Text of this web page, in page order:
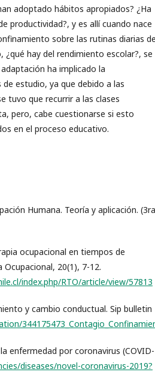
adoptado hábitos apropiados? ¿Ha
productividad?, y es allí cuando nace
sobre las rutinas diarias de
¿qué hay del rendimiento escolar?, se
ha implicado la
estudio, ya que debido a las
tuvo que recurrir a las clases
pero, cabe cuestionarse si esto
en el proceso educativo.
Humana. Teoría y aplicación. (3ra
ocupacional en tiempos de
Ocupacional, 20(1), 7-12.
index.php/RTO/article/view/57813
y cambio conductual. Sip bulletin
enfermedad por coronavirus (COVID-
diseases/novel-coronavirus-2019?